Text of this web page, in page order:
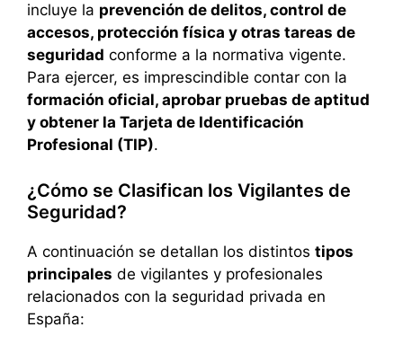
incluye la prevención de delitos, control de
accesos, protección física y otras tareas de
seguridad conforme a la normativa vigente.
Para ejercer, es imprescindible contar con la
formación oficial, aprobar pruebas de aptitud
y obtener la Tarjeta de Identificación
Profesional (TIP).
¿Cómo se Clasifican los Vigilantes de
Seguridad?
A continuación se detallan los distintos tipos
principales de vigilantes y profesionales
relacionados con la seguridad privada en
España: